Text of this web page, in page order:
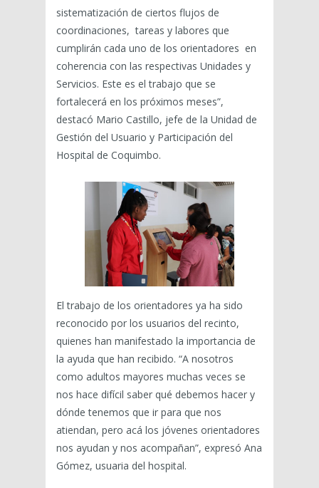
sistematización de ciertos flujos de
coordinaciones, tareas y labores que
cumplirán cada uno de los orientadores en
coherencia con las respectivas Unidades y
Servicios. Este es el trabajo que se
fortalecerá en los próximos meses”,
destacó Mario Castillo, jefe de la Unidad de
Gestión del Usuario y Participación del
Hospital de Coquimbo.
El trabajo de los orientadores ya ha sido
reconocido por los usuarios del recinto,
quienes han manifestado la importancia de
la ayuda que han recibido. “A nosotros
como adultos mayores muchas veces se
nos hace difícil saber qué debemos hacer y
dónde tenemos que ir para que nos
atiendan, pero acá los jóvenes orientadores
nos ayudan y nos acompañan”, expresó Ana
Gómez, usuaria del hospital.